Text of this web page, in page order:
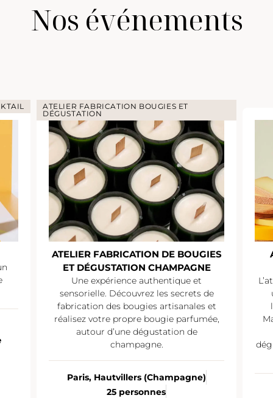
Nos événements
ATELIER FABRICATION BOUGIES ET
DÉGUSTATION
ATELIER FABRICATION DE BOUGIES
ET DÉGUSTATION CHAMPAGNE
Une expérience authentique et
sensorielle. Découvrez les secrets de
fabrication des bougies artisanales et
réalisez votre propre bougie parfumée,
autour d’une dégustation de
champagne.
Paris, Hautvillers (Champagne)
25 personnes